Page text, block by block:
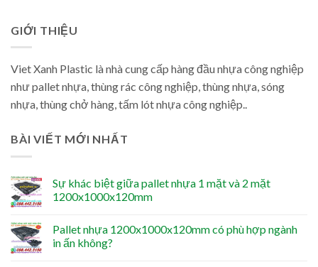
GIỚI THIỆU
Viet Xanh Plastic là nhà cung cấp hàng đầu nhựa công nghiệp
như pallet nhựa, thùng rác công nghiệp, thùng nhựa, sóng
nhựa, thùng chở hàng, tấm lót nhựa công nghiệp..
BÀI VIẾT MỚI NHẤT
Sự khác biệt giữa pallet nhựa 1 mặt và 2 mặt
1200x1000x120mm
Pallet nhựa 1200x1000x120mm có phù hợp ngành
in ấn không?